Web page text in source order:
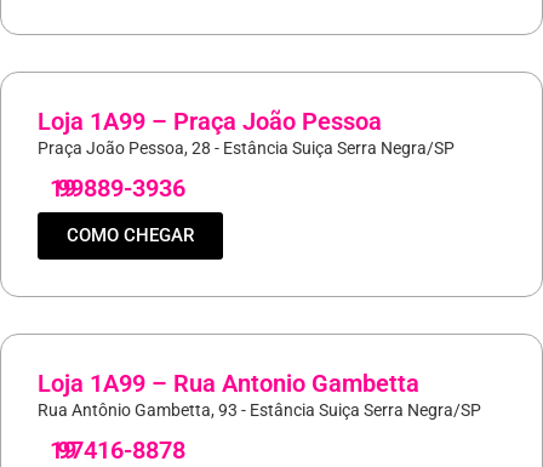
Loja 1A99 – Praça João Pessoa
Praça João Pessoa, 28 - Estância Suiça Serra Negra/SP
19
99889-3936
COMO CHEGAR
Loja 1A99 – Rua Antonio Gambetta
Rua Antônio Gambetta, 93 - Estância Suiça Serra Negra/SP
19
97416-8878